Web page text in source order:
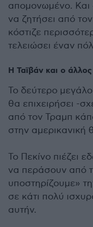
απομονωμένο. Και
να ζητήσει από
κόστιζε
τελειώσει έναν
Η Ταϊβάν και ο
Το δεύτερο μεγάλο
θα επιχειρήσει -
από τον Τραμπ
στην αμερικανική
Το Πεκίνο πιέζει
να περάσουν από
υποστηρίζουμε»
σε κάτι πολύ
αυτήν.